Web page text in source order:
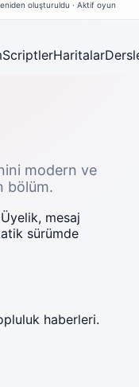
oluşturuldu · Aktif oyun
ScriptlerHaritalar
modern ve
bölüm.
mesaj
sürümde
haberleri.